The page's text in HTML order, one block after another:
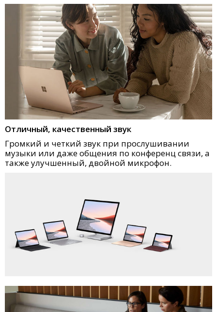
Отличный, качественный звук
Громкий и четкий звук при прослушивании
музыки или даже общения по конференц связи, а
также улучшенный, двойной микрофон.